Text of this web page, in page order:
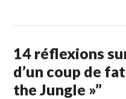
14 réflexions
d’un coup de
the Jungle »”